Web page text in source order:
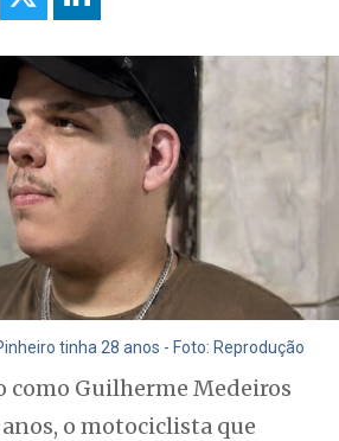
tinha 28 anos - Foto: Reprodução
Guilherme Medeiros
o motociclista que